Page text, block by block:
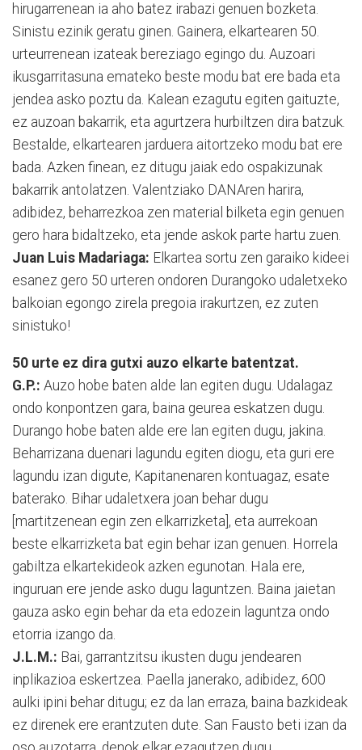
hirugarrenean ia aho batez irabazi genuen bozketa.
Sinistu ezinik geratu ginen. Gainera, elkartearen 50.
urteurrenean izateak bereziago egingo du. Auzoari
ikusgarritasuna emateko beste modu bat ere bada eta
jendea asko poztu da. Kalean ezagutu egiten gaituzte,
ez auzoan bakarrik, eta agurtzera hurbiltzen dira batzuk.
Bestalde, elkartearen jarduera aitortzeko modu bat ere
bada. Azken finean, ez ditugu jaiak edo ospakizunak
bakarrik antolatzen. Valentziako DANAren harira,
adibidez, beharrezkoa zen material bilketa egin genuen
gero hara bidaltzeko, eta jende askok parte hartu zuen.
Juan Luis Madariaga: Elkartea sortu zen garaiko kideei
esanez gero 50 urteren ondoren Durangoko udaletxeko
balkoian egongo zirela pregoia irakurtzen, ez zuten
sinistuko!
50 urte ez dira gutxi auzo elkarte batentzat.
G.P.: Auzo hobe baten alde lan egiten dugu. Udalagaz
ondo konpontzen gara, baina geurea eskatzen dugu.
Durango hobe baten alde ere lan egiten dugu, jakina.
Beharrizana duenari lagundu egiten diogu, eta guri ere
lagundu izan digute, Kapitanenaren kontuagaz, esate
baterako. Bihar udaletxera joan behar dugu
[martitzenean egin zen elkarrizketa], eta aurrekoan
beste elkarrizketa bat egin behar izan genuen. Horrela
gabiltza elkartekideok azken egunotan. Hala ere,
inguruan ere jende asko dugu laguntzen. Baina jaietan
gauza asko egin behar da eta edozein laguntza ondo
etorria izango da.
J.L.M.: Bai, garrantzitsu ikusten dugu jendearen
inplikazioa eskertzea. Paella janerako, adibidez, 600
aulki ipini behar ditugu; ez da lan erraza, baina bazkideak
ez direnek ere erantzuten dute. San Fausto beti izan da